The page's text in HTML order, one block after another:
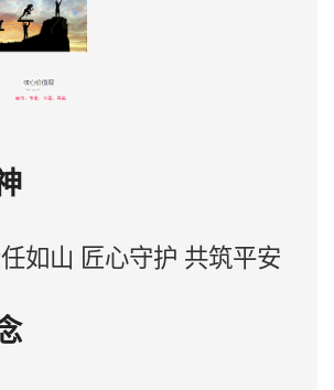
如山 匠心守护 共筑平安